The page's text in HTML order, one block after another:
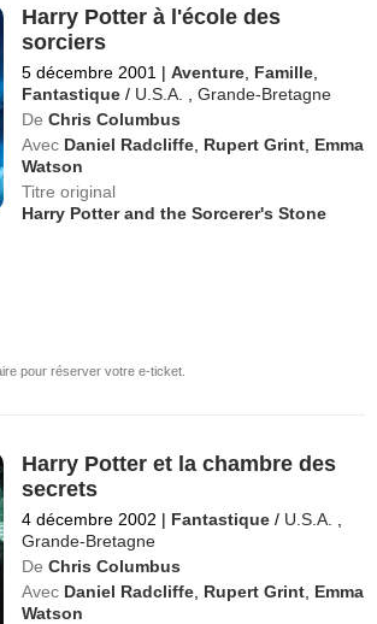
Harry Potter à l'école des
sorciers
5 décembre 2001 | Aventure Famille
Fantastique / U.S.A. ,Grande-Bretagne
De Chris Columbus
Avec Daniel Radcliffe Rupert Grint Emma
Watson
Titre original
Harry Potter and the Sorcerer's Stone
pour réserver votre e-ticket.
Harry Potter et la chambre des
secrets
4 décembre 2002 | Fantastique / U.S.A.
Grande-Bretagne
De Chris Columbus
Avec Daniel Radcliffe Rupert Grint Emma
Watson